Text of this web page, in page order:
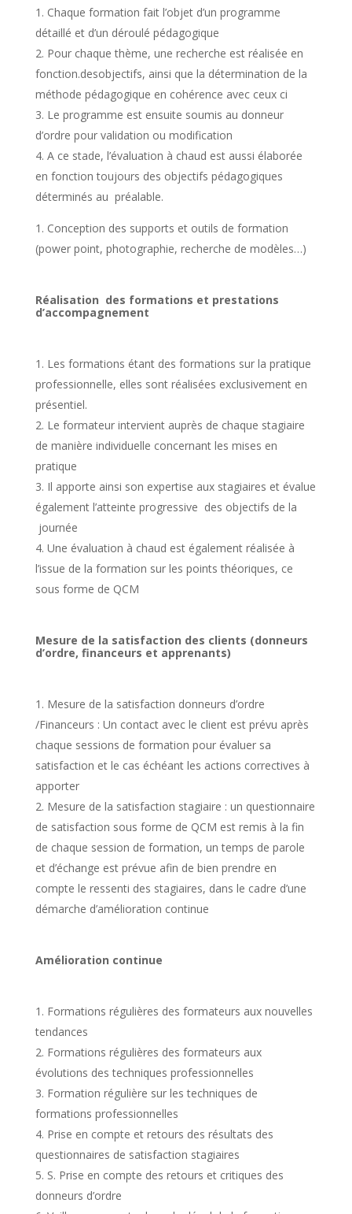
Chaque formation fait l’objet d’un programme
détaillé et d’un déroulé pédagogique
Pour chaque thème, une recherche est réalisée en
fonction.desobjectifs, ainsi que la détermination de la
méthode pédagogique en cohérence avec ceux ci
Le programme est ensuite soumis au donneur
d’ordre pour validation ou modification
A ce stade, l’évaluation à chaud est aussi élaborée
en fonction toujours des objectifs pédagogiques
déterminés au préalable.
Conception des supports et outils de formation
(power point, photographie, recherche de modèles…)
Réalisation des formations et prestations
d’accompagnement
Les formations étant des formations sur la pratique
professionnelle, elles sont réalisées exclusivement en
présentiel.
Le formateur intervient auprès de chaque stagiaire
de manière individuelle concernant les mises en
pratique
Il apporte ainsi son expertise aux stagiaires et évalue
également l’atteinte progressive des objectifs de la
journée
Une évaluation à chaud est également réalisée à
l’issue de la formation sur les points théoriques, ce
sous forme de QCM
Mesure de la satisfaction des clients (donneurs
d’ordre, financeurs et apprenants)
Mesure de la satisfaction donneurs d’ordre
/Financeurs : Un contact avec le client est prévu après
chaque sessions de formation pour évaluer sa
satisfaction et le cas échéant les actions correctives à
apporter
Mesure de la satisfaction stagiaire : un questionnaire
de satisfaction sous forme de QCM est remis à la fin
de chaque session de formation, un temps de parole
et d’échange est prévue afin de bien prendre en
compte le ressenti des stagiaires, dans le cadre d’une
démarche d’amélioration continue
Amélioration continue
Formations régulières des formateurs aux nouvelles
tendances
Formations régulières des formateurs aux
évolutions des techniques professionnelles
Formation régulière sur les techniques de
formations professionnelles
Prise en compte et retours des résultats des
questionnaires de satisfaction stagiaires
S. Prise en compte des retours et critiques des
donneurs d’ordre